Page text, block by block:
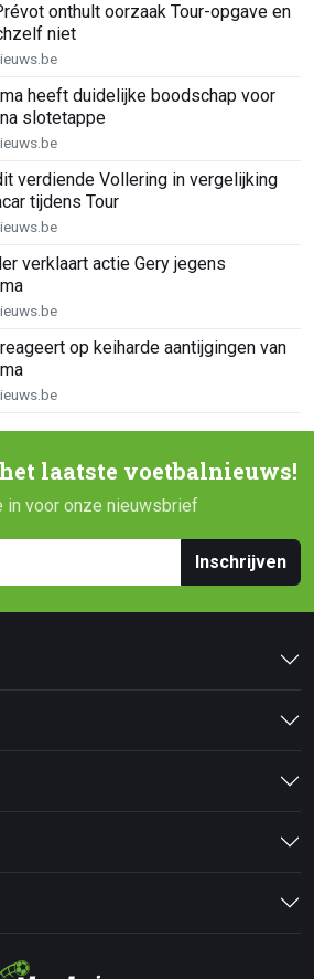
onthult oorzaak Tour-opgave en
niet
heeft duidelijke boodschap voor
slotetappe
verdiende Vollering in vergelijking
tijdens Tour
verklaart actie Gery jegens
op keiharde aantijgingen van
laatste voetbalnieuws!
in voor onze nieuwsbrief
Inschrijven